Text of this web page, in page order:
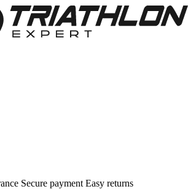
Secure payment Easy returns